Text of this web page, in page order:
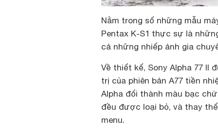
Nằm trong số những mẫu
Pentax K-S1 thực sự là
cả những nhiếp ảnh gia
Về thiết kế, Sony Alpha 77 II
trị của phiên bản A77 tiền
Alpha đổi thành màu bạc
đều được loại bỏ, và thay
menu.